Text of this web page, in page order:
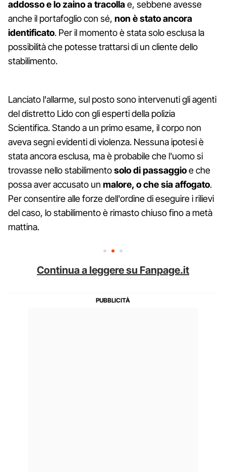
addosso e lo zaino a tracollae, sebbene avesse
anche il portafoglio con sé, non è stato ancora
identificato. Per il momento è stata solo esclusa la
possibilità che potesse trattarsi di un cliente dello
stabilimento.
Lanciato l'allarme, sul posto sono intervenuti gli agenti
del distretto Lido con gli esperti della polizia
Scientifica. Stando a un primo esame, il corpo non
aveva segni evidenti di violenza. Nessuna ipotesi è
stata ancora esclusa, ma è probabile che l'uomo si
trovasse nello stabilimentosolo di passaggioe che
possa aver accusato un malore, o che sia affogato.
Per consentire alle forze dell'ordine di eseguire i rilievi
del caso, lo stabilimento è rimasto chiuso fino a metà
mattina.
Continua a leggere su Fanpage.it